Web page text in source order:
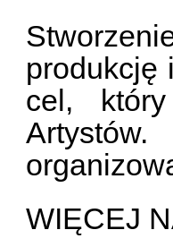
produkcję
cel,
WIĘCEJ